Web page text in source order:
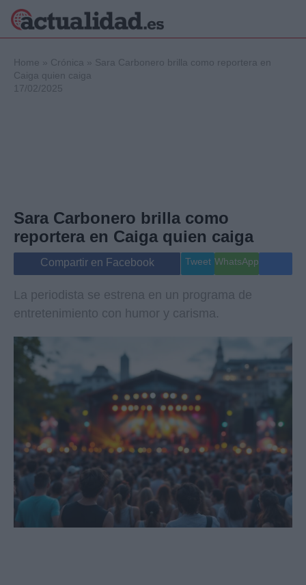
Internacional
Viajes
Gente
Musica
Home » Crónica » Sara Carbonero brilla como reportera en
Caiga quien caiga
17/02/2025
Sara Carbonero brilla como
reportera en Caiga quien caiga
Compartir en Facebook Tweet WhatsApp
La periodista se estrena en un programa de
entretenimiento con humor y carisma.